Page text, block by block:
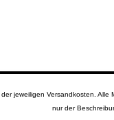
jeweiligen Versandkosten.
nur der